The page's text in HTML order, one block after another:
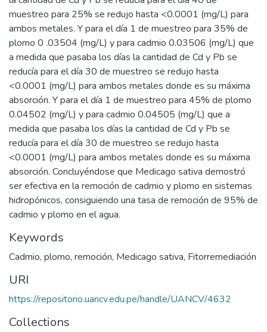
muestreo para 25% se redujo hasta <0.0001 (mg/L) para
ambos metales. Y para el día 1 de muestreo para 35% de
plomo 0 .03504 (mg/L) y para cadmio 0.03506 (mg/L) que
a medida que pasaba los días la cantidad de Cd y Pb se
reducía para el día 30 de muestreo se redujo hasta
<0.0001 (mg/L) para ambos metales donde es su máxima
absorción. Y para el día 1 de muestreo para 45% de plomo
0.04502 (mg/L) y para cadmio 0.04505 (mg/L) que a
medida que pasaba los días la cantidad de Cd y Pb se
reducía para el día 30 de muestreo se redujo hasta
<0.0001 (mg/L) para ambos metales donde es su máxima
absorción. Concluyéndose que Medicago sativa demostró
ser efectiva en la remoción de cadmio y plomo en sistemas
hidropónicos, consiguiendo una tasa de remoción de 95% de
cadmio y plomo en el agua.
Keywords
Cadmio, plomo, remoción, Medicago sativa, Fitorremediación
URI
https://repositorio.uancv.edu.pe/handle/UANCV/4632
Collections